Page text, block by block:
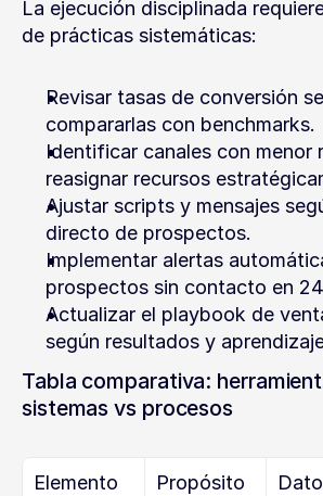
La ejecución disciplinada
de prácticas sistemáticas:
Revisar tasas de conversión
compararlas con benchmarks.
Identificar canales con menor
reasignar recursos
Ajustar scripts y mensajes
directo de prospectos.
Implementar alertas
prospectos sin contacto en
Actualizar el playbook de
según resultados y
Tabla comparativa:
sistemas vs procesos
Elemento Propósito